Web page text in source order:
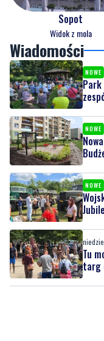
Sopot
Widok z mola
Wiadomości
NOWE
Park
NOWE
NOWE
Tu
targ